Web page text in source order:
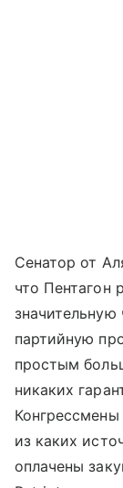
Сенатор от
что Пентагон
значительную
партийную
простым
никаких
из каких
оплачены